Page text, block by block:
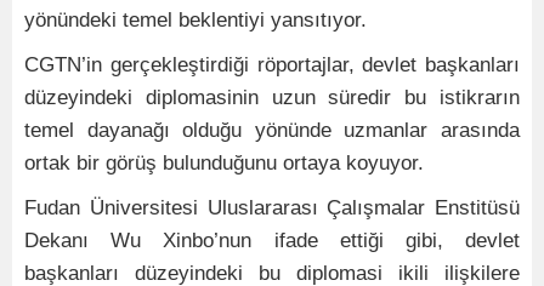
yönündeki temel beklentiyi yansıtıyor.
CGTN’in gerçekleştirdiği röportajlar, devlet başkanları
düzeyindeki diplomasinin uzun süredir bu istikrarın
temel dayanağı olduğu yönünde uzmanlar arasında
ortak bir görüş bulunduğunu ortaya koyuyor.
Fudan Üniversitesi Uluslararası Çalışmalar Enstitüsü
Dekanı Wu Xinbo’nun ifade ettiği gibi, devlet
başkanları düzeyindeki bu diplomasi ikili ilişkilere